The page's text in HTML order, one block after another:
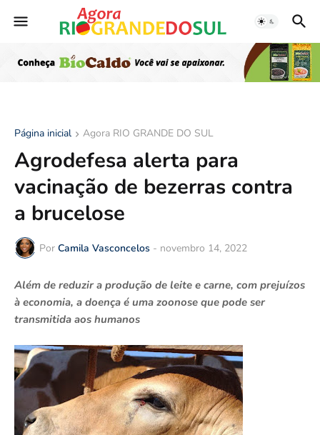
Página inicial Agora RIO GRANDE DO SUL
Agrodefesa alerta para
vacinação de bezerras contra
a brucelose
Por Camila Vasconcelos - novembro 14, 2022
Além de reduzir a produção de leite e carne, com prejuízos
à economia, a doença é uma zoonose que pode ser
transmitida aos humanos